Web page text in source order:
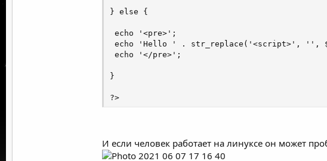
вместо алерта можно
сработает, попробуем еще
нравится. можно применить
<img src="/"
кстати, строка ввода
https://
} else {
echo '<pre>';
echo 'Hello ' . str_replace('<script>', '',
echo '</pre>';
}
?>
И если человек работает на линуксе он может